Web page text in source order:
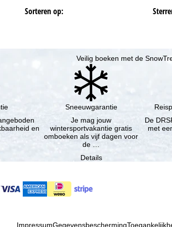
Sorteren op:
Veilig boeken met de
en
Sneeuwgarantie
Je mag jouw
wintersportvakantie gratis
omboeken als vijf dagen voor
de …
Details
De
met een pakketreis of gekoppelde
ImpressumGegevensbescherming